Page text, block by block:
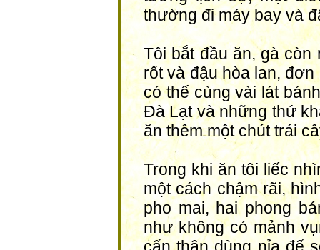
thường đi máy bay và
Tôi bắt đầu ăn, gà
rốt và đậu hòa lan,
có thế cùng vài lát
Đà Lạt và những thứ
ăn thêm một chút trái
Trong khi ăn tôi liếc
một cách chậm rãi,
pho mai, hai phong
như không có mảnh